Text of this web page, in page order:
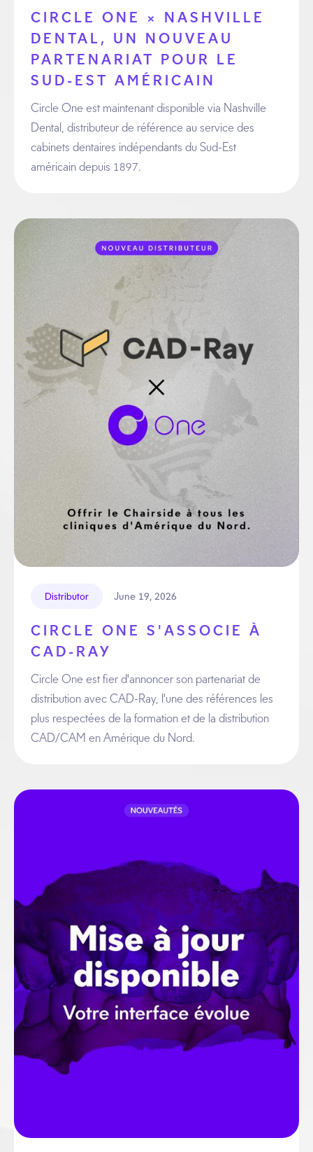
CIRCLE ONE × NASHVILLE
DENTAL, UN NOUVEAU
PARTENARIAT POUR LE
SUD-EST AMÉRICAIN
Circle One est maintenant disponible via Nashville
Dental, distributeur de référence au service des
cabinets dentaires indépendants du Sud-Est
américain depuis 1897.
Distributor June 19, 2026
CIRCLE ONE S'ASSOCIE À
CAD-RAY
Circle One est fier d'annoncer son partenariat de
distribution avec CAD-Ray, l'une des références les
plus respectées de la formation et de la distribution
CAD/CAM en Amérique du Nord.